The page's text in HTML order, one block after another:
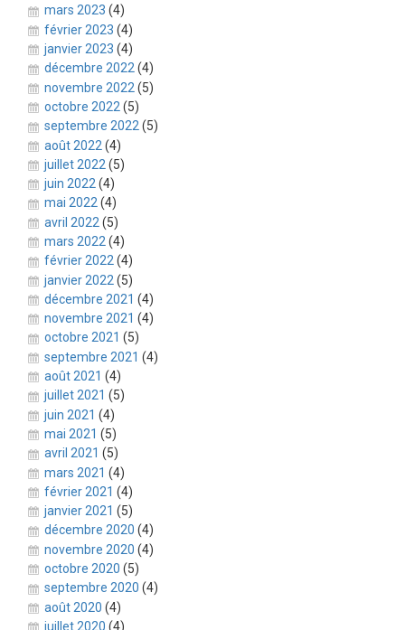
mars 2023 (4)
février 2023 (4)
janvier 2023 (4)
décembre 2022(4)
novembre 2022 (5)
octobre 2022 (5)
septembre 2022(5)
août 2022 (4)
juillet 2022 (5)
juin 2022 (4)
mai 2022(4)
avril 2022 (5)
mars 2022 (4)
février 2022(4)
janvier 2022 (5)
décembre 2021 (4)
novembre 2021 (4)
octobre 2021 (5)
septembre 2021 (4)
août 2021 (4)
juillet 2021 (5)
juin 2021 (4)
mai 2021 (5)
avril 2021 (5)
mars 2021 (4)
février 2021 (4)
janvier 2021 (5)
décembre 2020 (4)
novembre 2020 (4)
octobre 2020 (5)
septembre 2020 (4)
août 2020 (4)
juillet 2020 (4)